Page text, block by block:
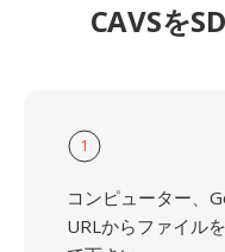
CAVSを
1
コンピューター、
URLからファイル